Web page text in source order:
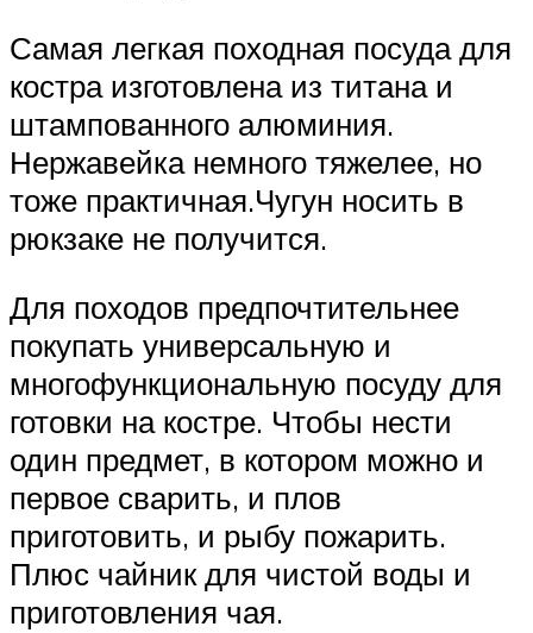
Самая легкая походная посуда для
костра изготовлена из титана и
штампованного алюминия.
Нержавейка немного тяжелее, но
тоже практичная.Чугун носить в
рюкзаке не получится.
Для походов предпочтительнее
покупать универсальную и
многофункциональную посуду для
готовки на костре. Чтобы нести
один предмет, в котором можно и
первое сварить, и плов
приготовить, и рыбу пожарить.
Плюс чайник для чистой воды и
приготовления чая.